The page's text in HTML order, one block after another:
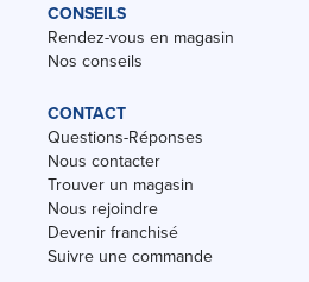
CONSEILS
Rendez-vous en magasin
Nos conseils
CONTACT
Questions-Réponses
Nous contacter
Trouver un magasin
Nous rejoindre
Devenir franchisé
Suivre une commande